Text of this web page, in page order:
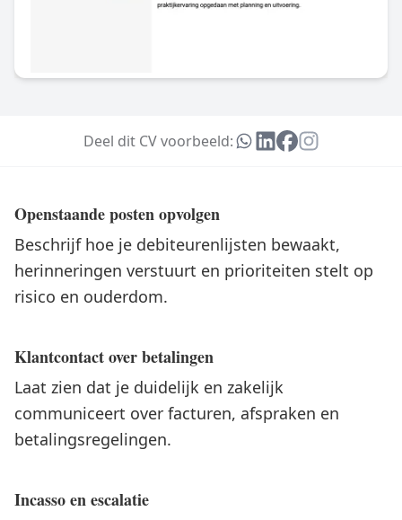
Deel dit CV voorbeeld:
Openstaande posten opvolgen
Beschrijf hoe je debiteurenlijsten bewaakt,
herinneringen verstuurt en prioriteiten stelt op
risico en ouderdom.
Klantcontact over betalingen
Laat zien dat je duidelijk en zakelijk
communiceert over facturen, afspraken en
betalingsregelingen.
Incasso en escalatie